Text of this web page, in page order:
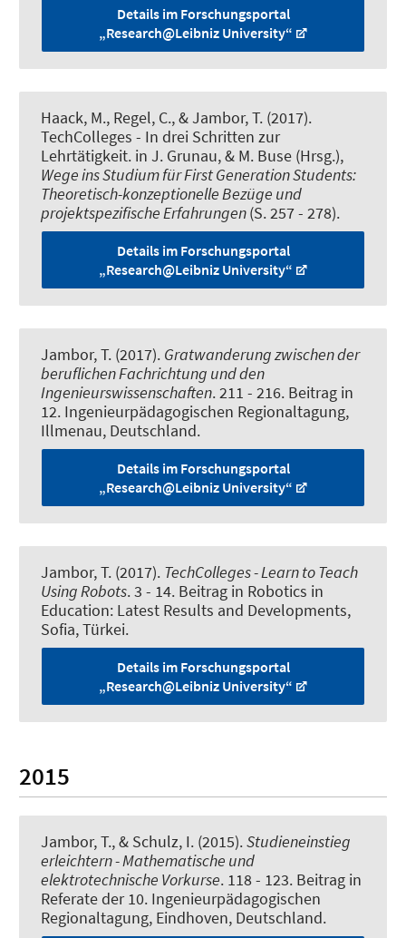
Details im Forschungsportal
„Research@Leibniz University“
Haack, M., Regel, C., & Jambor, T. (2017).
TechColleges - In drei Schritten zur
Lehrtätigkeit. in J. Grunau, & M. Buse (Hrsg.),
Wege ins Studium für First Generation Students:
Theoretisch-konzeptionelle Bezüge und
projektspezifische Erfahrungen(S. 257 - 278).
Details im Forschungsportal
„Research@Leibniz University“
Jambor, T. (2017). Gratwanderung zwischen der
beruflichen Fachrichtung und den
Ingenieurswissenschaften. 211 - 216. Beitrag in
12. Ingenieurpädagogischen Regionaltagung,
Illmenau, Deutschland.
Details im Forschungsportal
„Research@Leibniz University“
Jambor, T. (2017). TechColleges - Learn to Teach
Using Robots. 3 - 14. Beitrag in Robotics in
Education: Latest Results and Developments,
Sofia, Türkei.
Details im Forschungsportal
„Research@Leibniz University“
2015
Jambor, T., & Schulz, I. (2015).Studieneinstieg
erleichtern - Mathematische und
elektrotechnische Vorkurse. 118 - 123. Beitrag in
Referate der 10. Ingenieurpädagogischen
Regionaltagung, Eindhoven, Deutschland.